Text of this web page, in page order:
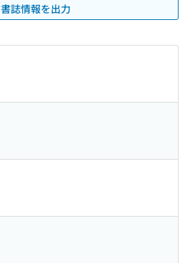
書誌情報を出力